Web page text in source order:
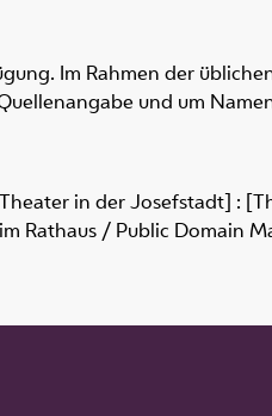
Im Rahmen der
und um
in der Josefstadt] :
Rathaus / Public Domain